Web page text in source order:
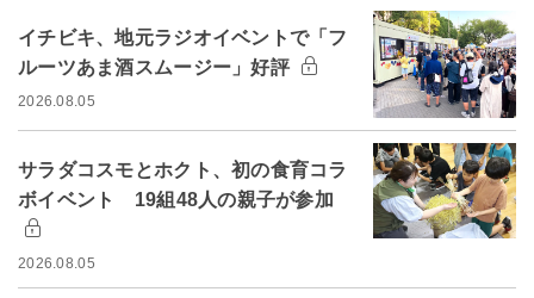
イチビキ、地元ラジオイベントで「フ
ルーツあま酒スムージー」好評
2026.08.05
サラダコスモとホクト、初の食育コラ
ボイベント 19組48人の親子が参加
2026.08.05